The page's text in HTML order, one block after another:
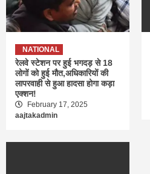
NATIONAL
रेलवे स्टेशन पर हुई भगदड़ से 18
लोगों को हुई मौत,अधिकारियों की
लापरवाही से हुआ हादसा होगा कड़ा
एक्शन!
February 17, 2025
aajtakadmin